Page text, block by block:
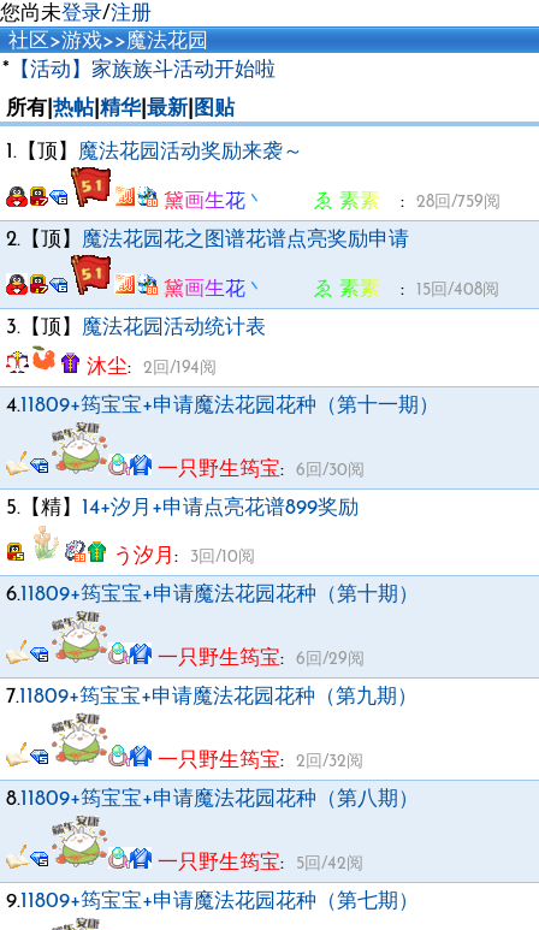
您尚未登录/注册
社区 >游戏>>魔法花园
* 【活动】家族族斗活动开始啦
所有| 热帖| 精华| 最新 图贴
1.【顶】 魔法花园活动奖励来袭～
黛画生花丶 ゑ 素素ゞ : 28回/759阅
2.【顶】 魔法花园花之图谱花谱点亮奖励申请
黛画生花丶 ゑ 素素ゞ : 15回/408阅
3.【顶】 魔法花园活动统计表
沐尘: 2回/194阅
4.11809+筠宝宝+申请魔法花园花种（第十一期）
一只野生筠宝: 6回/30阅
5.【精】 14+汐月+申请点亮花谱899奖励
う汐月 : 3回/10阅
6.11809+筠宝宝+申请魔法花园花种（第十期）
一只野生筠宝: 6回/29阅
7.11809+筠宝宝+申请魔法花园花种（第九期）
一只野生筠宝: 2回/32阅
8.11809+筠宝宝+申请魔法花园花种（第八期）
一只野生筠宝: 5回/42阅
9.11809+筠宝宝+申请魔法花园花种（第七期）